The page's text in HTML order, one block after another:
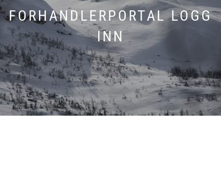
FORHANDLERPORTAL LOGG
INN